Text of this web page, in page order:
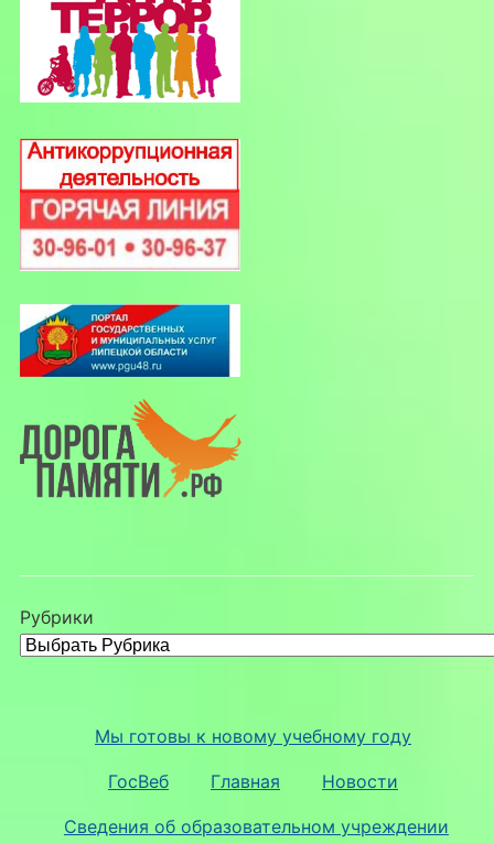
Рубрики
Мы готовы к новому учебному году
ГосВеб Главная Новости
Сведения об образовательном учреждении